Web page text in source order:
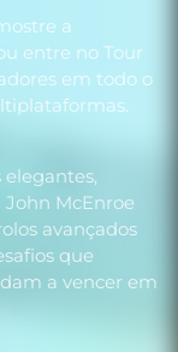
a
entre no Tour
em todo o
elegantes,
McEnroe
avançados
que
a vencer em